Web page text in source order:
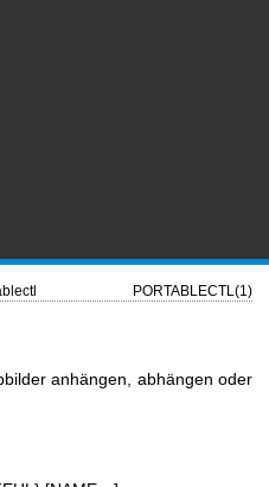
PORTABLECTL(1)
anhängen, abhängen oder